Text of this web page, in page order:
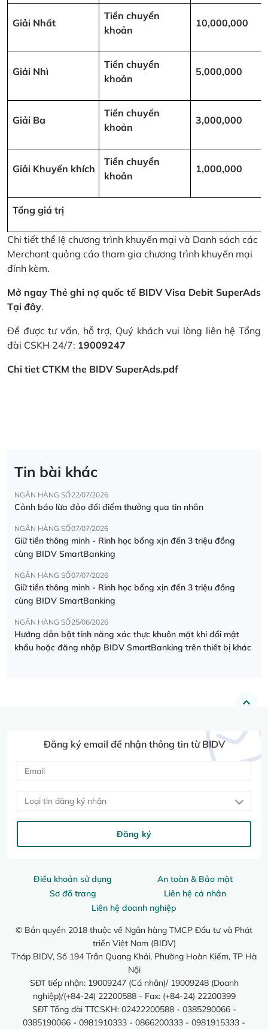
Giải Nhất
Tiền chuyển
khoản
10,000,000
Giải Nhì
Tiền chuyển
khoản
5,000,000
Giải Ba
Tiền chuyển
khoản
3,000,000
Giải Khuyến khích
Tiền chuyển
khoản
1,000,000
Tổng giá trị
Chi tiết thể lệ chương trình khuyến mại và Danh sách các
Merchant quảng cáo tham gia chương trình khuyến mại
đính kèm.
Mở ngay Thẻ ghi nợ quốc tế BIDV Visa Debit SuperAds
Tại đây.
Để được tư vấn, hỗ trợ, Quý khách vui lòng liên hệ Tổng
đài CSKH 24/7: 19009247
Chi tiet CTKM the BIDV SuperAds.pdf
Tin bài khác
NGÂN HÀNG SỐ22/07/2026
Cảnh báo lừa đảo đổi điểm thưởng qua tin nhắn
NGÂN HÀNG SỐ07/07/2026
Giữ tiền thông minh - Rinh học bổng xịn đến 3 triệu đồng
cùng BIDV SmartBanking
NGÂN HÀNG SỐ07/07/2026
Giữ tiền thông minh - Rinh học bổng xịn đến 3 triệu đồng
cùng BIDV SmartBanking
NGÂN HÀNG SỐ25/06/2026
Hướng dẫn bật tính năng xác thực khuôn mặt khi đổi mật
khẩu hoặc đăng nhập BIDV SmartBanking trên thiết bị khác
Điều khoản sử dụng
An toàn & Bảo mật
Sơ đồ trang
Liên hệ cá nhân
Liên hệ doanh nghiệp
© Bản quyền 2018 thuộc về Ngân hàng TMCP Đầu tư và Phát
triển Việt Nam (BIDV)
Tháp BIDV, Số 194 Trần Quang Khải, Phường Hoàn Kiếm, TP Hà
Nội
SĐT tiếp nhận: 19009247 (Cá nhân)/ 19009248 (Doanh
nghiệp)/(+84-24) 22200588 - Fax: (+84-24) 22200399
SĐT Tổng đài TTCSKH: 02422200588 - 0385290066 -
0385190066 - 0981910333 - 0866200333 - 0981915333 -
Đăng ký email để nhận thông tin từ BIDV
Loại tin đăng ký nhận
Đăng ký